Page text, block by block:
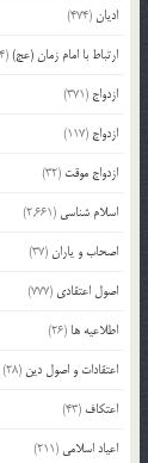
ادیان(474)
ارتباط با امام زمان (عج)(14)
ازدواج (371)
ازدواج (117)
ازدواج موقت (32)
اسلام شناسی (2,661)
اصحاب و یاران(37)
اصول اعتقادی (777)
اطلاعیه ها (26)
اعتقادات و اصول دین (28)
اعتکاف (43)
اعیاد اسلامی (211)